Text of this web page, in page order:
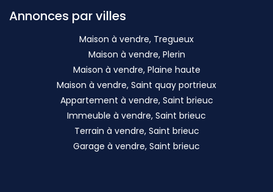
Annonces par villes
Maison à vendre, Tregueux
Maison à vendre, Plerin
Maison à vendre, Plaine haute
Maison à vendre, Saint quay portrieux
Appartement à vendre, Saint brieuc
Immeuble à vendre, Saint brieuc
Terrain à vendre, Saint brieuc
Garage à vendre, Saint brieuc